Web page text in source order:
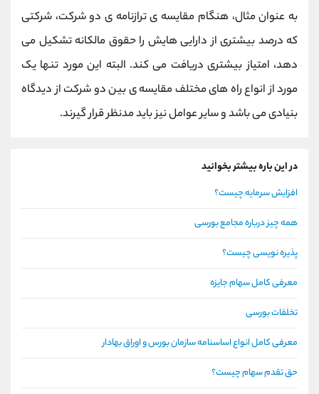
به عنوان مثال، هنگام مقایسه ی ترازنامه ی دو شرکت، شرکتی
که درصد بیشتری از دارایی هایش را حقوق مالکانه تشکیل می
دهد، امتیاز بیشتری دریافت می کند. البته این مورد تنها یک
مورد از انواع راه های مختلف مقایسه ی بین دو شرکت از دیدگاه
بنیادی می باشد و سایر عوامل نیز باید مدنظر قرار گیرند.
در این باره بیشتر بخوانید
افزایش سرمایه چیست؟
همه چیز درباره مجامع بورسی
پذیره نویسی چیست؟
معرفی کامل سهام جایزه
تخلفات بورسی
معرفی کامل انواع اساسنامه سازمان بورس و اوراق بهادار
حق تقدم سهام چیست؟